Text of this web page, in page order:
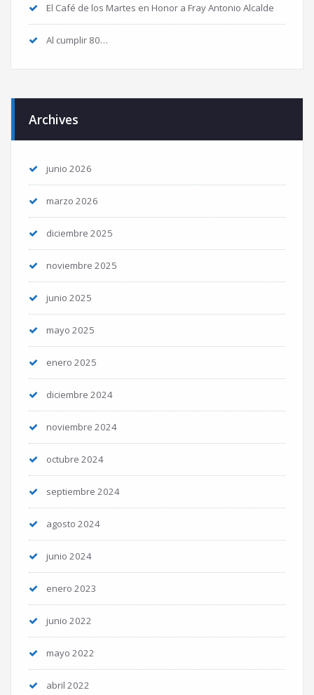
El Café de los Martes en Honor a Fray Antonio Alcalde
Al cumplir 80…
Archives
junio 2026
marzo 2026
diciembre 2025
noviembre 2025
junio 2025
mayo 2025
enero 2025
diciembre 2024
noviembre 2024
octubre 2024
septiembre 2024
agosto 2024
junio 2024
enero 2023
junio 2022
mayo 2022
abril 2022